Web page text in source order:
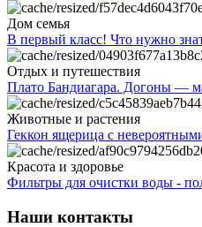
Дом семья
В первый класс! Что нужно
Отдых и путешествия
Плато Бандиагара. Догоны —
Животные и растения
Геккон ящерица с
Красота и здоровье
Фильтры для очистки воды -
Наши контакты